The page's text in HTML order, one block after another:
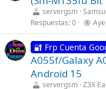
servergsm
Respuestas 0
🔐 Frp Cuenta
A055f/Galaxy
Android 15
servergsm Z3X